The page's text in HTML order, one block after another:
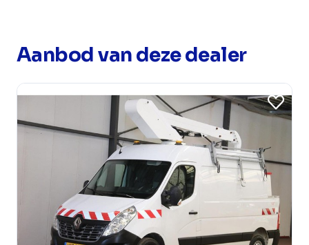
Aanbod van deze dealer